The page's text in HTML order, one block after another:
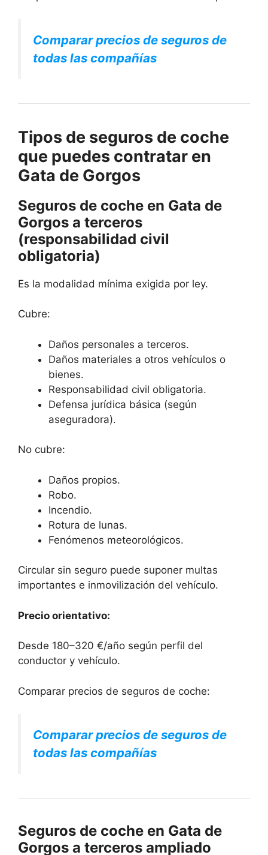
Comparar precios de seguros de
todas las compañías
Tipos de seguros de coche
que puedes contratar en
Gata de Gorgos
Seguros de coche en Gata de
Gorgos a terceros
(responsabilidad civil
obligatoria)
Es la modalidad mínima exigida por ley.
Cubre:
Daños personales a terceros.
Daños materiales a otros vehículos o
bienes.
Responsabilidad civil obligatoria.
Defensa jurídica básica (según
aseguradora).
No cubre:
Daños propios.
Robo.
Incendio.
Rotura de lunas.
Fenómenos meteorológicos.
Circular sin seguro puede suponer multas
importantes e inmovilización del vehículo.
Precio orientativo:
Desde 180–320 €/año según perfil del
conductor y vehículo.
Comparar precios de seguros de coche:
Comparar precios de seguros de
todas las compañías
Seguros de coche en Gata de
Gorgos a terceros ampliado